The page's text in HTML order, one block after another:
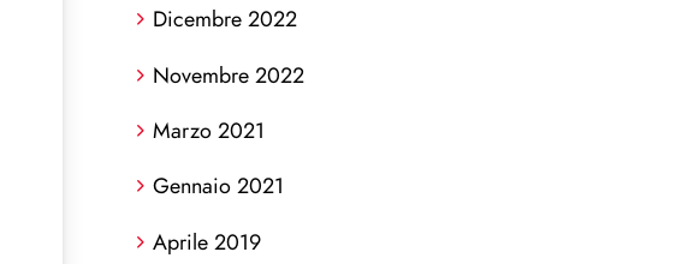
Dicembre 2022
Novembre 2022
Marzo 2021
Gennaio 2021
Aprile 2019